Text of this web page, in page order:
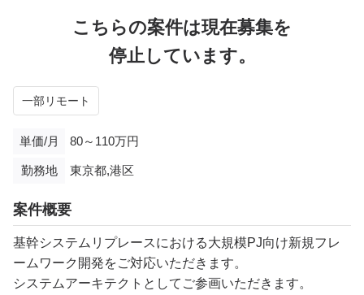
こちらの案件は現在募集を
停止しています。
一部リモート
単価/月 80～110万円
勤務地 東京都,港区
案件概要
基幹システムリプレースにおける大規模PJ向け新規フレ
ームワーク開発をご対応いただきます。
システムアーキテクトとしてご参画いただきます。